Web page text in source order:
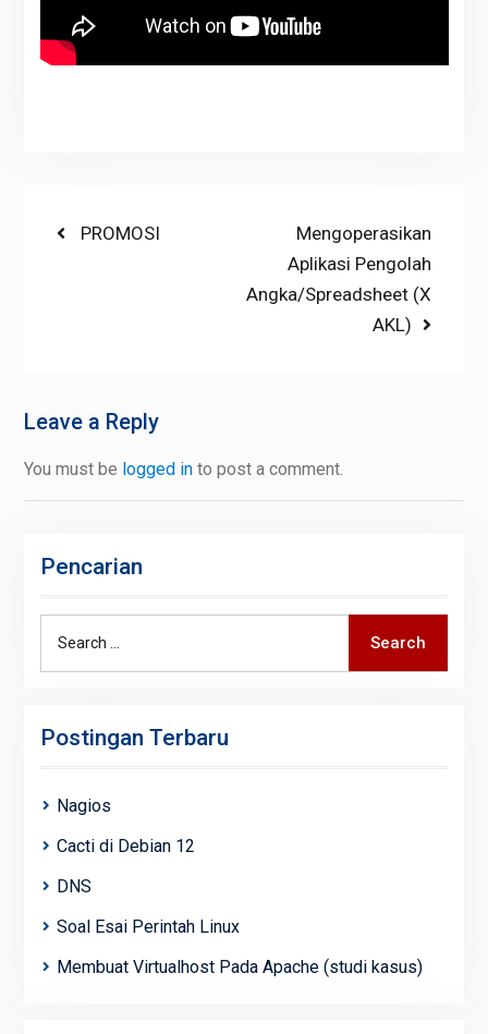
PostPrevious
PROMOSI
Next
post:
Mengoperasikan
Aplikasi Pengolah
Angka/Spreadsheet (X
AKL)
Leave a Reply
You must be logged into post a comment.
Pencarian
Search
Postingan Terbaru
Nagios
Cacti di Debian 12
DNS
Soal Esai Perintah Linux
Membuat Virtualhost Pada Apache (studi kasus)